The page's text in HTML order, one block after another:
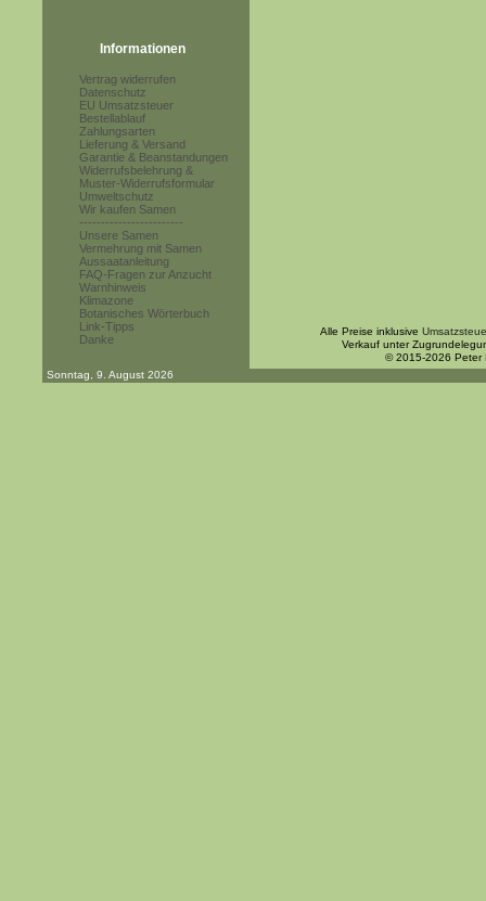
Informationen
Vertrag widerrufen
Datenschutz
EU Umsatzsteuer
Bestellablauf
Zahlungsarten
Lieferung & Versand
Garantie & Beanstandungen
Widerrufsbelehrung &
Muster-Widerrufsformular
Umweltschutz
Wir kaufen Samen
------------------------
Unsere Samen
Vermehrung mit Samen
Aussaatanleitung
FAQ-Fragen zur Anzucht
Warnhinweis
Klimazone
Botanisches Wörterbuch
Link-Tipps
Danke
Alle Preise inklusive
Verkauf unter
© 2015-2026 Peter
Sonntag, 9. August 2026